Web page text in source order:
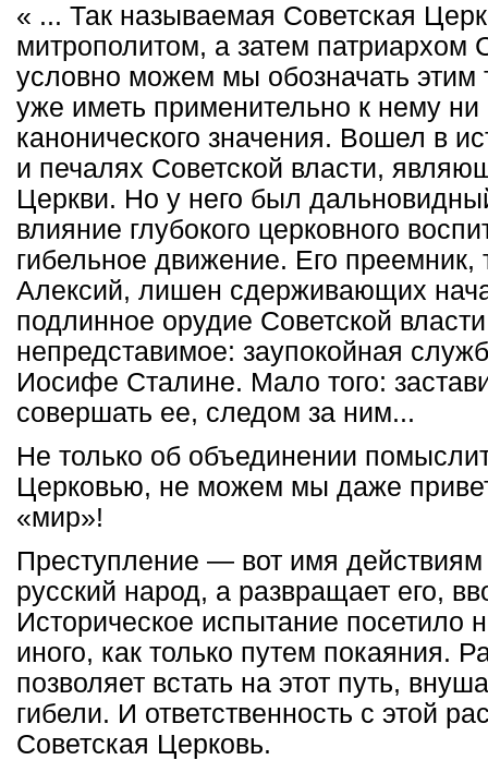
« ... Так называемая Советская
митрополитом, а затем патриархом
условно можем мы обозначать этим
уже иметь применительно к нему ни
канонического значения. Вошел в
и печалях Советской власти,
Церкви. Но у него был
влияние глубокого церковного
гибельное движение. Его
Алексий, лишен сдерживающих
подлинное орудие Советской
непредставимое: заупокойная
Иосифе Сталине. Мало того:
совершать ее, следом за ним...
Не только об объединении
Церковью, не можем мы даже
«мир»!
Преступление — вот имя
русский народ, а развращает его,
Историческое испытание посетило
иного, как только путем покаяния.
позволяет встать на этот путь,
гибели. И ответственность с этой
Советская Церковь.